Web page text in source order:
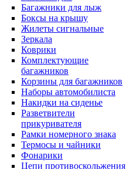
Багажники для лыж
Боксы на крышу
Жилеты сигнальные
Зеркала
Коврики
Комплектующие
багажников
Корзины для багажников
Наборы автомобилиста
Накидки на сиденье
Разветвители
прикуривателя
Рамки номерного знака
Термосы и чайники
Фонарики
Цепи противоскольжения